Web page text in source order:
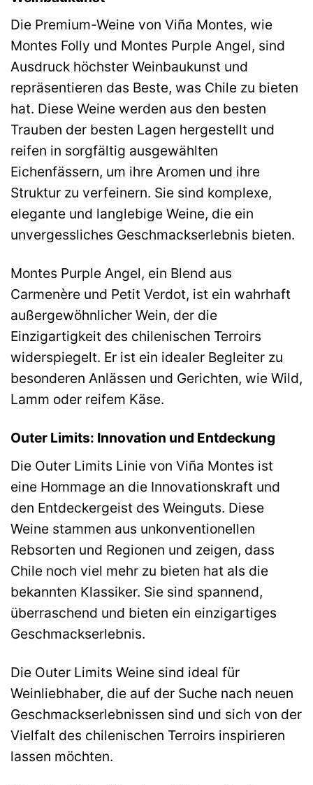
Die Premium-Weine von Viña Montes, wie
Montes Folly und Montes Purple Angel, sind
Ausdruck höchster Weinbaukunst und
repräsentieren das Beste, was Chile zu bieten
hat. Diese Weine werden aus den besten
Trauben der besten Lagen hergestellt und
reifen in sorgfältig ausgewählten
Eichenfässern, um ihre Aromen und ihre
Struktur zu verfeinern. Sie sind komplexe,
elegante und langlebige Weine, die ein
unvergessliches Geschmackserlebnis bieten.
Montes Purple Angel, ein Blend aus
Carmenère und Petit Verdot, ist ein wahrhaft
außergewöhnlicher Wein, der die
Einzigartigkeit des chilenischen Terroirs
widerspiegelt. Er ist ein idealer Begleiter zu
besonderen Anlässen und Gerichten, wie Wild,
Lamm oder reifem Käse.
Outer Limits: Innovation und Entdeckung
Die Outer Limits Linie von Viña Montes ist
eine Hommage an die Innovationskraft und
den Entdeckergeist des Weinguts. Diese
Weine stammen aus unkonventionellen
Rebsorten und Regionen und zeigen, dass
Chile noch viel mehr zu bieten hat als die
bekannten Klassiker. Sie sind spannend,
überraschend und bieten ein einzigartiges
Geschmackserlebnis.
Die Outer Limits Weine sind ideal für
Weinliebhaber, die auf der Suche nach neuen
Geschmackserlebnissen sind und sich von der
Vielfalt des chilenischen Terroirs inspirieren
lassen möchten.